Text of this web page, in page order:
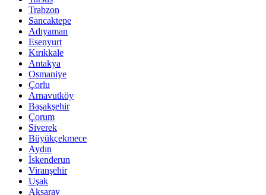
Trabzon
Sancaktepe
Adıyaman
Esenyurt
Kırıkkale
Antakya
Osmaniye
Çorlu
Arnavutköy
Başakşehir
Çorum
Siverek
Büyükçekmece
Aydın
İskenderun
Viranşehir
Uşak
Aksaray